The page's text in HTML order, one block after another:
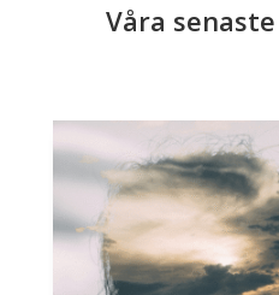
Våra